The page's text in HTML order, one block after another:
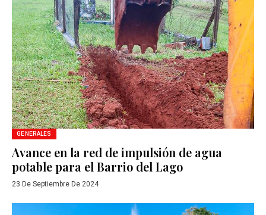
GENERALES
Avance en la red de impulsión de agua
potable para el Barrio del Lago
23 De Septiembre De 2024